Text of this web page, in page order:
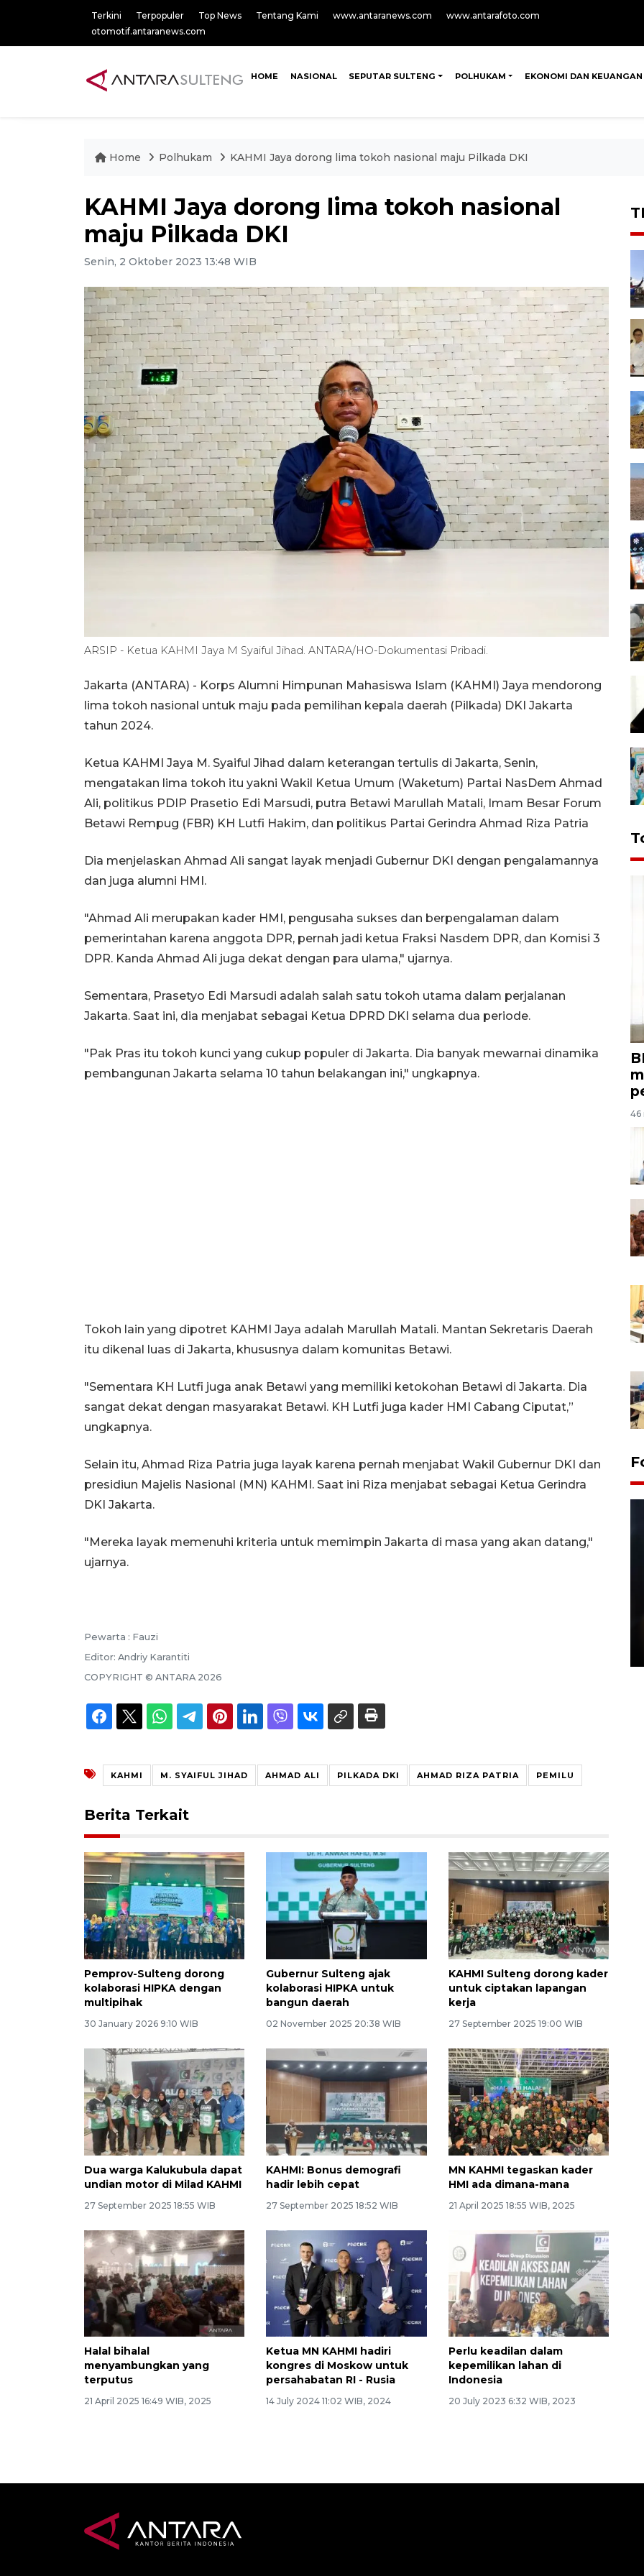
Terkini Terpopuler Top News Tentang Kami www.antaranews.com
www.antarafoto.com
otomotif.antaranews.com
HOME NASIONAL SEPUTAR SULTENG POLHUKAM EKONOMI DAN KEUANGAN
Home Polhukam KAHMI Jaya dorong lima tokoh nasional maju Pilkada DKI
KAHMI Jaya dorong lima tokoh nasional
maju Pilkada DKI
Senin, 2 Oktober 2023 13:48 WIB
ARSIP - Ketua KAHMI Jaya M Syaiful Jihad. ANTARA/HO-Dokumentasi Pribadi.
Jakarta (ANTARA) - Korps Alumni Himpunan Mahasiswa Islam (KAHMI) Jaya mendorong
lima tokoh nasional untuk maju pada pemilihan kepala daerah (Pilkada) DKI Jakarta
tahun 2024.
Ketua KAHMI Jaya M. Syaiful Jihad dalam keterangan tertulis di Jakarta, Senin,
mengatakan lima tokoh itu yakni Wakil Ketua Umum (Waketum) Partai NasDem Ahmad
Ali, politikus PDIP Prasetio Edi Marsudi, putra Betawi Marullah Matali, Imam Besar Forum
Betawi Rempug (FBR) KH Lutfi Hakim, dan politikus Partai Gerindra Ahmad Riza Patria
Dia menjelaskan Ahmad Ali sangat layak menjadi Gubernur DKI dengan pengalamannya
dan juga alumni HMI.
"Ahmad Ali merupakan kader HMI, pengusaha sukses dan berpengalaman dalam
pemerintahan karena anggota DPR, pernah jadi ketua Fraksi Nasdem DPR, dan Komisi 3
DPR. Kanda Ahmad Ali juga dekat dengan para ulama," ujarnya.
Sementara, Prasetyo Edi Marsudi adalah salah satu tokoh utama dalam perjalanan
Jakarta. Saat ini, dia menjabat sebagai Ketua DPRD DKI selama dua periode.
"Pak Pras itu tokoh kunci yang cukup populer di Jakarta. Dia banyak mewarnai dinamika
pembangunan Jakarta selama 10 tahun belakangan ini," ungkapnya.
Tokoh lain yang dipotret KAHMI Jaya adalah Marullah Matali. Mantan Sekretaris Daerah
itu dikenal luas di Jakarta, khususnya dalam komunitas Betawi.
"Sementara KH Lutfi juga anak Betawi yang memiliki ketokohan Betawi di Jakarta. Dia
sangat dekat dengan masyarakat Betawi. KH Lutfi juga kader HMI Cabang Ciputat,”
ungkapnya.
Selain itu, Ahmad Riza Patria juga layak karena pernah menjabat Wakil Gubernur DKI dan
presidiun Majelis Nasional (MN) KAHMI. Saat ini Riza menjabat sebagai Ketua Gerindra
DKI Jakarta.
"Mereka layak memenuhi kriteria untuk memimpin Jakarta di masa yang akan datang,"
ujarnya.
Pewarta : Fauzi
Editor: Andriy Karantiti
COPYRIGHT © ANTARA 2026
KAHMI M. SYAIFUL JIHAD AHMAD ALI PILKADA DKI AHMAD RIZA PATRIA PEMILU
Berita Terkait
Pemprov-Sulteng dorong
kolaborasi HIPKA dengan
multipihak
30 January 2026 9:10 WIB
Gubernur Sulteng ajak
kolaborasi HIPKA untuk
bangun daerah
02 November 2025 20:38 WIB
KAHMI Sulteng dorong kader
untuk ciptakan lapangan
kerja
27 September 2025 19:00 WIB
Dua warga Kalukubula dapat
undian motor di Milad KAHMI
27 September 2025 18:55 WIB
KAHMI: Bonus demografi
hadir lebih cepat
27 September 2025 18:52 WIB
MN KAHMI tegaskan kader
HMI ada dimana-mana
21 April 2025 18:55 WIB, 2025
Halal bihalal
menyambungkan yang
terputus
21 April 2025 16:49 WIB, 2025
Ketua MN KAHMI hadiri
kongres di Moskow untuk
persahabatan RI - Rusia
14 July 2024 11:02 WIB, 2024
Perlu keadilan dalam
kepemilikan lahan di
Indonesia
20 July 2023 6:32 WIB, 2023
46